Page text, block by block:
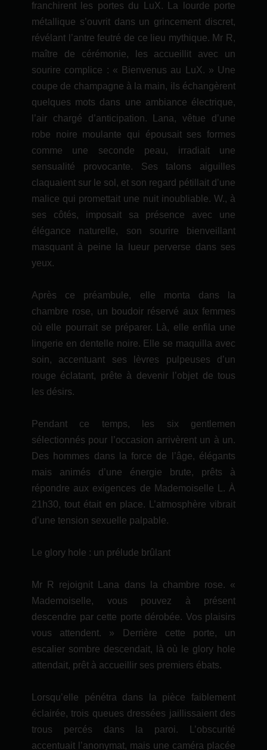
franchirent les portes du LuX. La lourde porte
métallique s’ouvrit dans un grincement discret,
révélant l’antre feutré de ce lieu mythique. Mr R,
maître de cérémonie, les accueillit avec un
sourire complice : « Bienvenus au LuX. » Une
coupe de champagne à la main, ils échangèrent
quelques mots dans une ambiance électrique,
l’air chargé d’anticipation. Lana, vêtue d’une
robe noire moulante qui épousait ses formes
comme une seconde peau, irradiait une
sensualité provocante. Ses talons aiguilles
claquaient sur le sol, et son regard pétillait d’une
malice qui promettait une nuit inoubliable. W., à
ses côtés, imposait sa présence avec une
élégance naturelle, son sourire bienveillant
masquant à peine la lueur perverse dans ses
yeux.
Après ce préambule, elle monta dans la
chambre rose, un boudoir réservé aux femmes
où elle pourrait se préparer. Là, elle enfila une
lingerie en dentelle noire. Elle se maquilla avec
soin, accentuant ses lèvres pulpeuses d’un
rouge éclatant, prête à devenir l’objet de tous
les désirs.
Pendant ce temps, les six gentlemen
sélectionnés pour l’occasion arrivèrent un à un.
Des hommes dans la force de l’âge, élégants
mais animés d’une énergie brute, prêts à
répondre aux exigences de Mademoiselle L. À
21h30, tout était en place. L’atmosphère vibrait
d’une tension sexuelle palpable.
Le glory hole : un prélude brûlant
Mr R rejoignit Lana dans la chambre rose. «
Mademoiselle, vous pouvez à présent
descendre par cette porte dérobée. Vos plaisirs
vous attendent. » Derrière cette porte, un
escalier sombre descendait, là où le glory hole
attendait, prêt à accueillir ses premiers ébats.
Lorsqu’elle pénétra dans la pièce faiblement
éclairée, trois queues dressées jaillissaient des
trous percés dans la paroi. L’obscurité
accentuait l’anonymat, mais une caméra placée